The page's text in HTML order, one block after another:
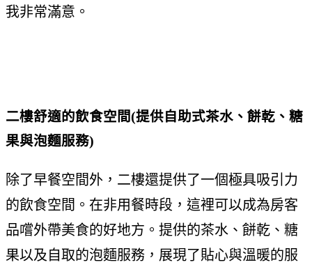
我非常滿意。
二樓舒適的飲食空間(提供自助式茶水、餅乾、糖
果與泡麵服務)
除了早餐空間外，二樓還提供了一個極具吸引力
的飲食空間。在非用餐時段，這裡可以成為房客
品嚐外帶美食的好地方。提供的茶水、餅乾、糖
果以及自取的泡麵服務，展現了貼心與溫暖的服